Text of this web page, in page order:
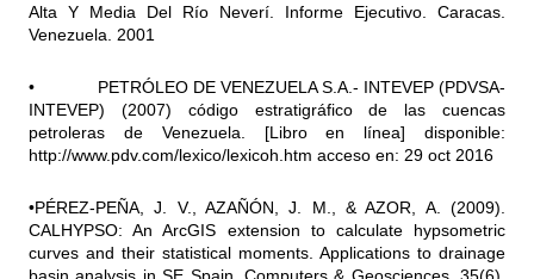
Alta Y Media Del Río Neverí. Informe Ejecutivo. Caracas.
Venezuela. 2001
• PETRÓLEO DE VENEZUELA S.A.- INTEVEP (PDVSA-
INTEVEP) (2007) código estratigráfico de las cuencas
petroleras de Venezuela. [Libro en línea] disponible:
http://www.pdv.com/lexico/lexicoh.htm acceso en: 29 oct 2016
•PÉREZ-PEÑA, J. V., AZAÑÓN, J. M., & AZOR, A. (2009).
CALHYPSO: An ArcGIS extension to calculate hypsometric
curves and their statistical moments. Applications to drainage